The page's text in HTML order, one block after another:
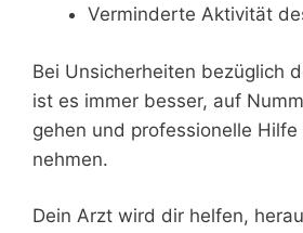
Verminderte Aktivität
Bei Unsicherheiten bezüglich
ist es immer besser, auf
gehen und professionelle Hilfe
nehmen.
Dein Arzt wird dir helfen,